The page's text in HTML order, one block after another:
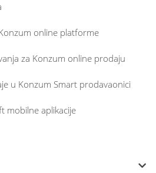
online platforme
za Konzum online prodaju
u Konzum Smart prodavaonici
mobilne aplikacije